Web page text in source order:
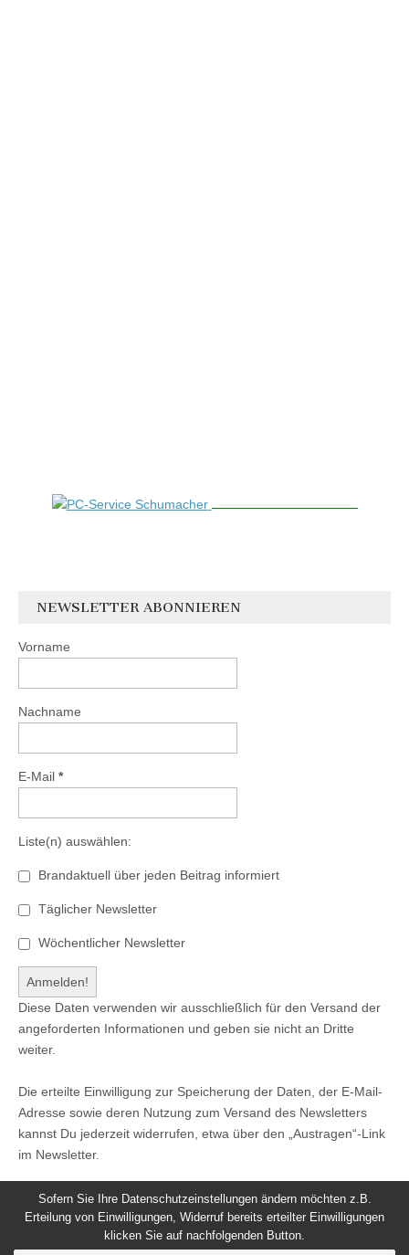
NEWSLETTER ABONNIEREN
Vorname
Nachname
E-Mail *
Liste(n) auswählen:
Brandaktuell über jeden Beitrag informiert
Täglicher Newsletter
Wöchentlicher Newsletter
Diese Daten verwenden wir ausschließlich für den Versand der
angeforderten Informationen und geben sie nicht an Dritte
weiter.
Die erteilte Einwilligung zur Speicherung der Daten, der E-Mail-
Adresse sowie deren Nutzung zum Versand des Newsletters
kannst Du jederzeit widerrufen, etwa über den „Austragen“-Link
im Newsletter.
Sofern Sie Ihre Datenschutzeinstellungen ändern möchten z.B.
Erteilung von Einwilligungen, Widerruf bereits erteilter Einwilligungen
klicken Sie auf nachfolgenden Button.